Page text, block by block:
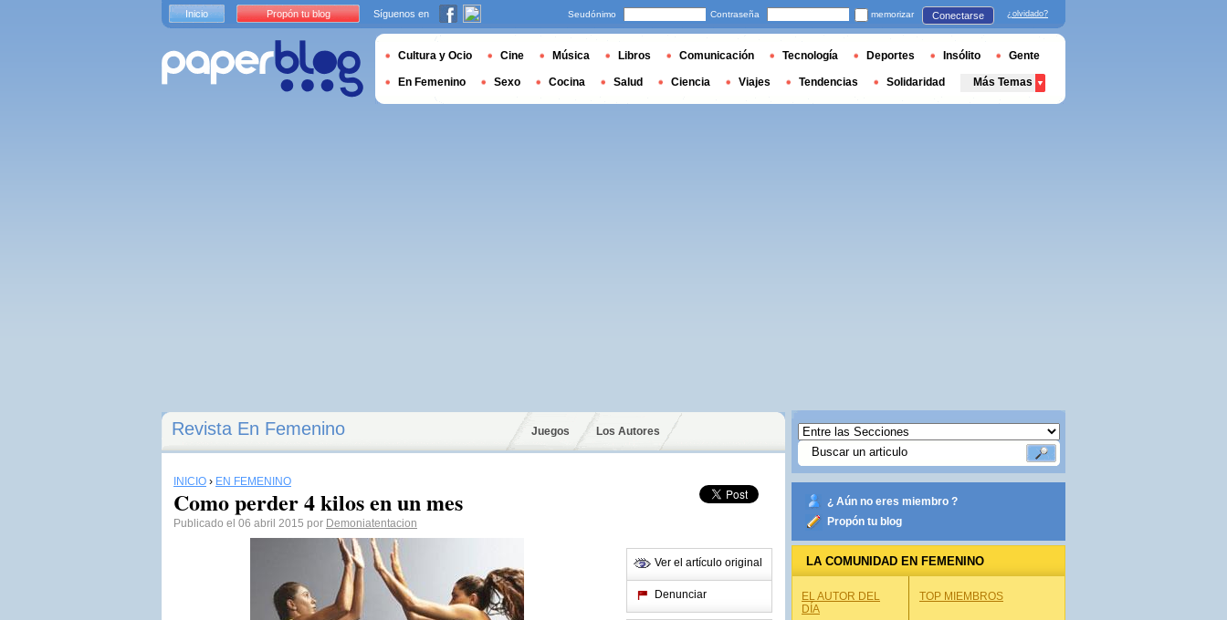
Revista En Femenino Juegos Los Autores
INICIO › EN FEMENINO
Como perder 4 kilos en un mes
Publicado el 06 abril 2015 por Demoniatentacion
Ver el artículo original
Denunciar
¿ Aún no eres miembro ?
Propón tu blog
LA COMUNIDAD EN FEMENINO
EL AUTOR DEL
DÍA
TOP MIEMBROS
Inicio Propón tu blog Síguenos en Seudónimo Contraseña memorizar Conectarse ¿olvidado?
Cultura y Ocio Cine Música Libros Comunicación Tecnología Deportes Insólito Gente
En Femenino Sexo Cocina Salud Ciencia Viajes Tendencias Solidaridad Más Temas